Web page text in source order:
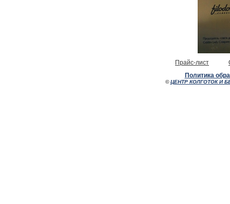
Прайс-лист
Политика
©ЦЕНТР КОЛГОТОК И